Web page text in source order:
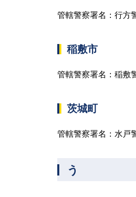
管轄警察署名：行方
稲敷市
管轄警察署名：稲敷
茨城町
管轄警察署名：水戸
う